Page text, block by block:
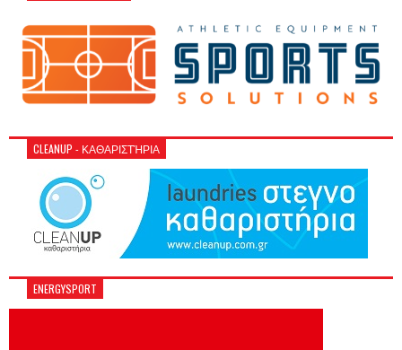
CLEANUP - ΚΑΘΑΡΙΣΤΉΡΙΑ
ENERGYSPORT